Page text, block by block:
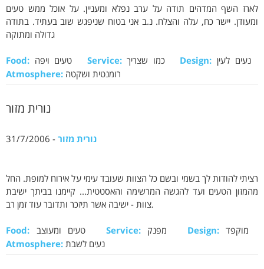
לארז השף המדהים תודה על ערב נפלא ומעניין. על אוכל ממש טעים
ומעודן. יישר כח, עלה והצלח. נ.ב אני בטוח שניפגש שוב בעתיד. בתודה
גדולה ומתוקה
Food: Service: כמו שצריך Design: נעים לעין
Atmosphere: רומנטית ושקטה
נורית מזור
נורית מזור - 31/7/2006
רציתי להודות לך בשמי ובשם כל הצוות שעובד עימי על אירוח למופת. החל
מהמזון הטעים ועד להגשה המרשימה והאסטטית... קיימנו בביתך ישיבת
צוות - ישיבה אשר תיזכר ותדובר עוד זמן רב.
Food: Service: Design:
Atmosphere: נעים לשבת